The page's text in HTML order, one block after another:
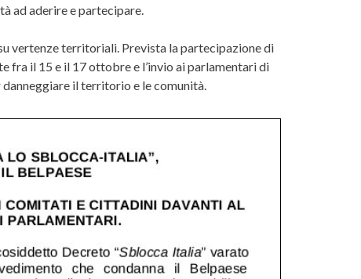
ad aderire e partecipare.
vertenze territoriali. Prevista la partecipazione di
fra il 15 e il 17 ottobre e l’invio ai parlamentari di
il territorio e le comunità.